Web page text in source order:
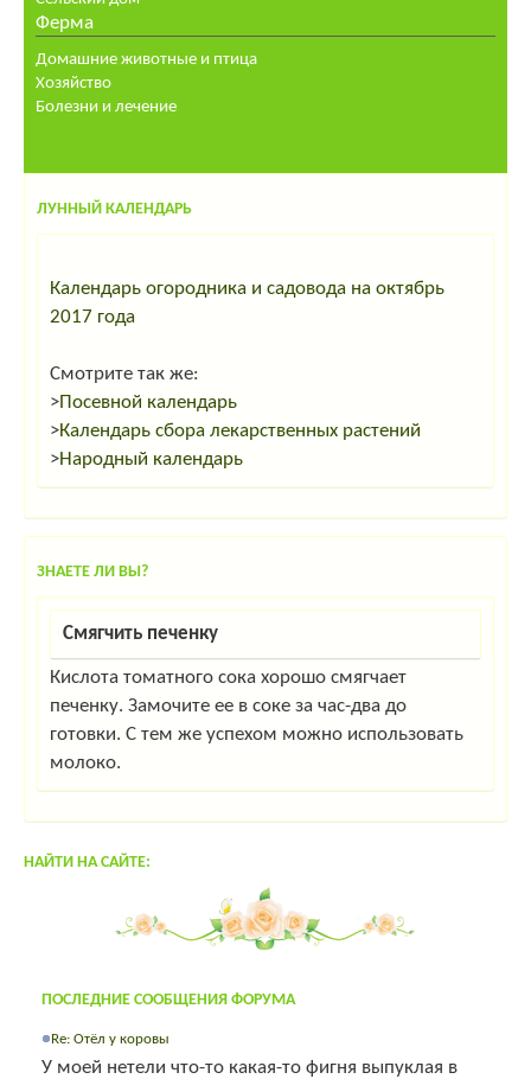
Ферма
Домашние животные и птица
Хозяйство
Болезни и лечение
ЛУННЫЙ КАЛЕНДАРЬ
Календарь огородника и садовода на октябрь
2017 года
Смотрите так же:
>Посевной календарь
>Календарь сбора лекарственных растений
>Народный календарь
ЗНАЕТЕ ЛИ ВЫ?
Смягчить печенку
Кислота томатного сока хорошо смягчает
печенку. Замочите ее в соке за час-два до
готовки. С тем же успехом можно использовать
молоко.
НАЙТИ НА САЙТЕ:
ПОСЛЕДНИЕ СООБЩЕНИЯ ФОРУМА
Re: Отёл у коровы
У моей нетели что-то какая-то фигня выпуклая в